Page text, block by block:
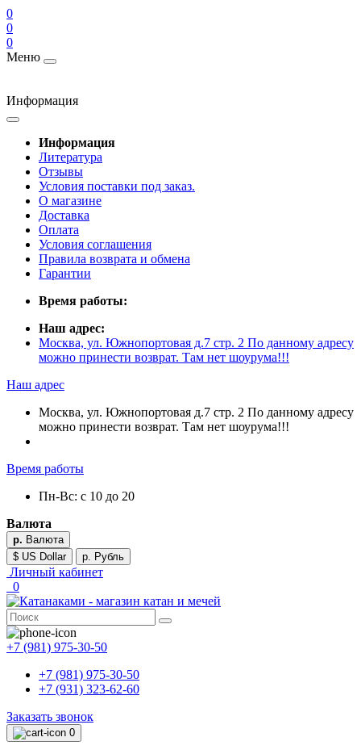
0
0
0
Меню
Информация
Информация
Литература
Отзывы
Условия поставки под заказ.
О магазине
Доставка
Оплата
Условия соглашения
Правила возврата и обмена
Гарантии
Время работы:
Наш адрес:
Москва, ул. Южнопортовая д.7 стр. 2 По данному адресу
можно принести возврат. Там нет шоурума!!!
Наш адрес
Москва, ул. Южнопортовая д.7 стр. 2 По данному адресу
можно принести возврат. Там нет шоурума!!!
Время работы
Пн-Вс: с 10 до 20
Валюта
р. Валюта
$ US Dollar
р. Рубль
Личный кабинет
0
+7 (981) 975-30-50
+7 (981) 975-30-50
+7 (931) 323-62-60
Заказать звонок
0